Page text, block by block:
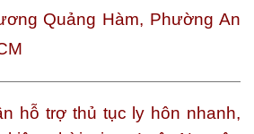
Quảng Hàm, Phường An
hỗ trợ thủ tục ly hôn nhanh,